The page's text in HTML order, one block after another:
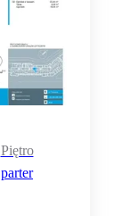
Piętro
parter